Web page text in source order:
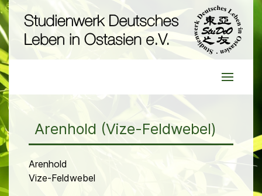
Arenhold (Vize-Feldwebel)
Arenhold
Vize-Feldwebel